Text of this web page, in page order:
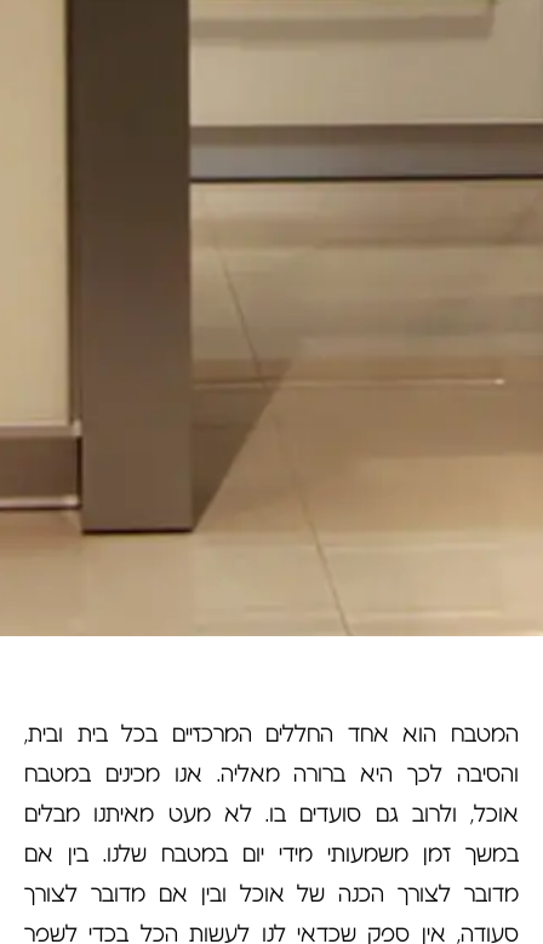
המטבח הוא אחד החללים המרכזיים בכל בית ובית,
והסיבה לכך היא ברורה מאליה. אנו מכינים במטבח
אוכל, ולרוב גם סועדים בו. לא מעט מאיתנו מבלים
במשך זמן משמעותי מידי יום במטבח שלנו. בין אם
מדובר לצורך הכנה של אוכל ובין אם מדובר לצורך
סעודה, אין ספק שכדאי לנו לעשות הכל בכדי לשפר